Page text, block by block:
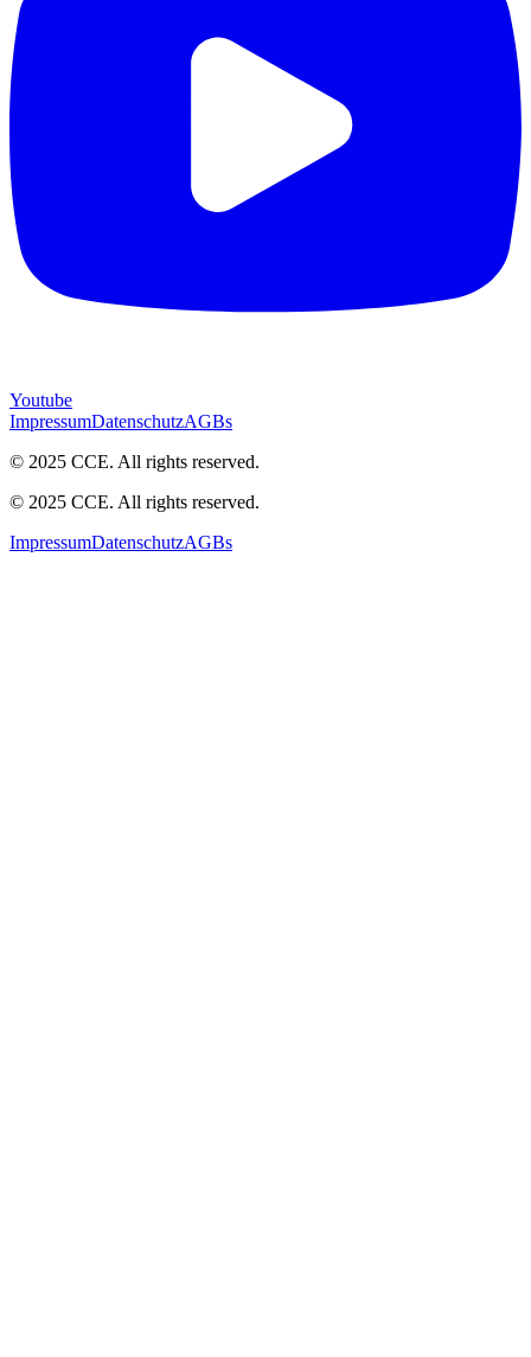
Youtube
ImpressumDatenschutzAGBs
© 2025 CCE. All rights reserved.
© 2025 CCE. All rights reserved.
ImpressumDatenschutzAGBs